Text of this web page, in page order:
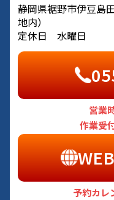
静岡県裾野市伊豆島
地内）
定休日 水曜日
営業
作業受
予約カレ